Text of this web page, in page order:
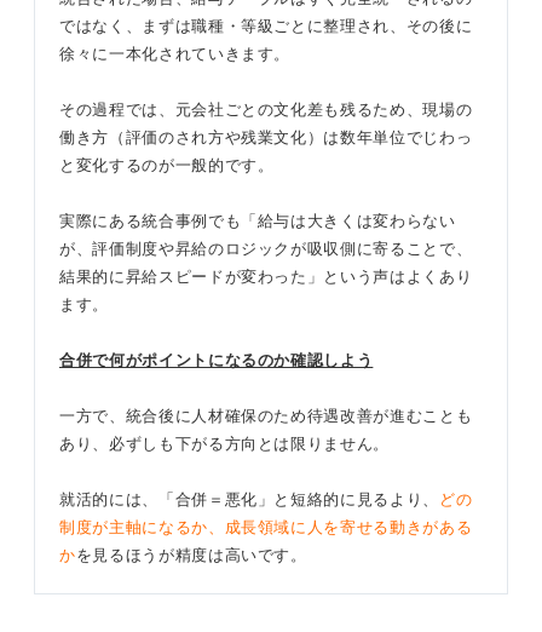
ではなく、まずは職種・等級ごとに整理され、その後に
徐々に一本化されていきます。
その過程では、元会社ごとの文化差も残るため、現場の
働き方（評価のされ方や残業文化）は数年単位でじわっ
と変化するのが一般的です。
実際にある統合事例でも「給与は大きくは変わらない
が、評価制度や昇給のロジックが吸収側に寄ることで、
結果的に昇給スピードが変わった」という声はよくあり
ます。
合併で何がポイントになるのか確認しよう
一方で、統合後に人材確保のため待遇改善が進むことも
あり、必ずしも下がる方向とは限りません。
就活的には、「合併＝悪化」と短絡的に見るより、
どの
制度が主軸になるか、成長領域に人を寄せる動きがある
かを見るほうが精度は高いです。